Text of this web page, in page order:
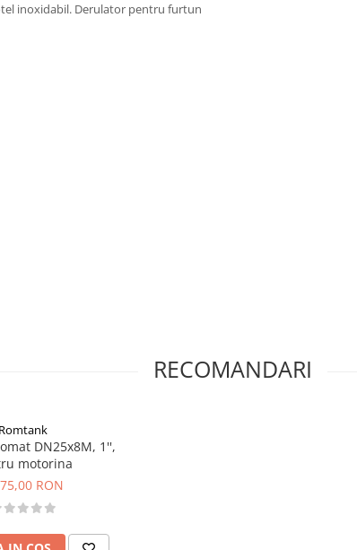
inoxidabil. Derulator pentru furtun
RECOMANDARI
Romtank
DN25x8M, 1'',
motorina
RON